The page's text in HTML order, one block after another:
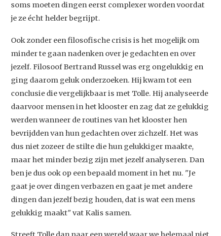
soms moeten dingen eerst complexer worden voordat
je ze écht helder begrijpt.
Ook zonder een filosofische crisis is het mogelijk om
minder te gaan nadenken over je gedachten en over
jezelf. Filosoof Bertrand Russel was erg ongelukkig en
ging daarom geluk onderzoeken. Hij kwam tot een
conclusie die vergelijkbaar is met Tolle. Hij analyseerde
daarvoor mensen in het klooster en zag dat ze gelukkig
werden wanneer de routines van het klooster hen
bevrijdden van hun gedachten over zichzelf. Het was
dus niet zozeer de stilte die hun gelukkiger maakte,
maar het minder bezig zijn met jezelf analyseren. Dan
ben je dus ook op een bepaald moment in het nu. "Je
gaat je over dingen verbazen en gaat je met andere
dingen dan jezelf bezig houden, dat is wat een mens
gelukkig maakt" vat Kalis samen.